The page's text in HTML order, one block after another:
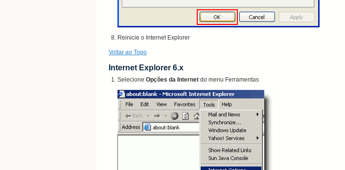
Reinicie o Internet Explorer
Voltar ao Topo
Internet Explorer 6.x
Selecione Opções da Internet do menu Ferramentas